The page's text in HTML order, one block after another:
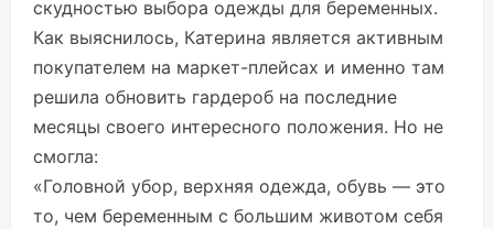
скудностью выбора одежды для беременных.
Как выяснилось, Катерина является активным
покупателем на маркет-плейсах и именно там
решила обновить гардероб на последние
месяцы своего интересного положения. Но не
смогла:
«Головной убор, верхняя одежда, обувь — это
то, чем беременным с большим животом себя